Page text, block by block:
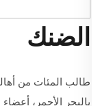
الضنك
طالب المئات من
بالبحر الأحمر،